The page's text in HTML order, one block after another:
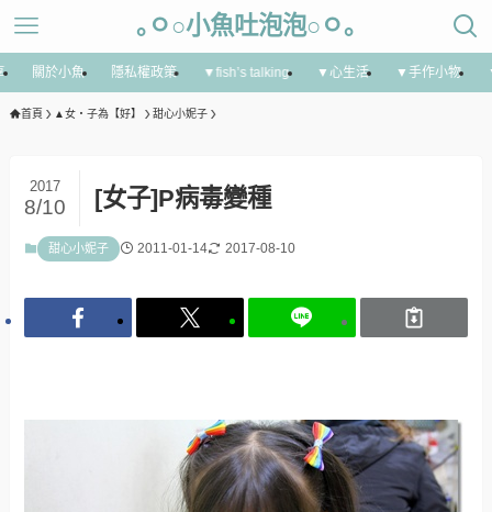
｡ㅇ○小魚吐泡泡○ㅇ｡
關於小魚 隱私權政策 ▼fish’s talking ▼心生活 ▼手作小物
首頁 ▲女‧子為【好】 甜心小妮子
[女子]P病毒變種
2017
8/10
甜心小妮子 2011-01-14 2017-08-10